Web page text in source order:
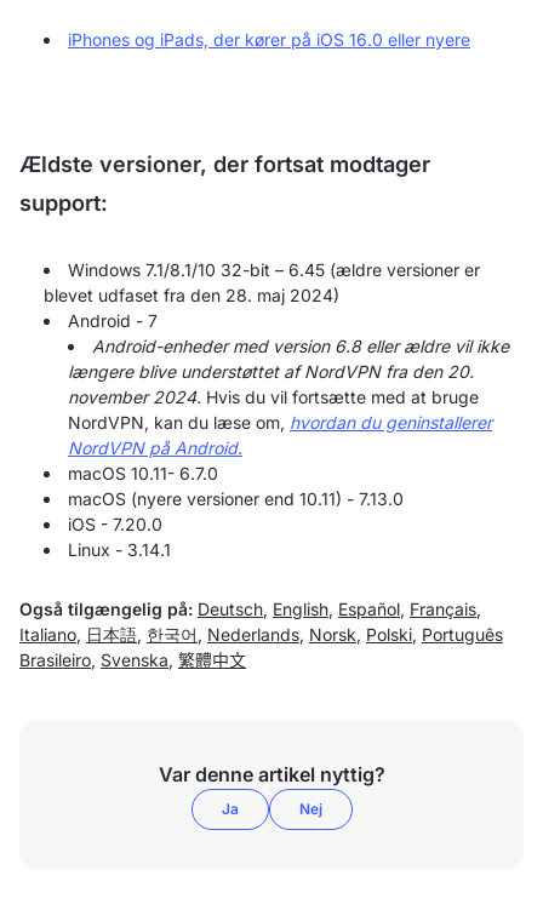
iPhones og iPads, der kører på iOS 16.0 eller nyere
Ældste versioner, der fortsat modtager
support:
Windows 7.1/8.1/10 32-bit – 6.45 (ældre versioner er
blevet udfaset fra den 28. maj 2024)
Android - 7
Android-enheder med version 6.8 eller ældre vil ikke
længere blive understøttet af NordVPN fra den 20.
november 2024. Hvis du vil fortsætte med at bruge
NordVPN, kan du læse om, hvordan du geninstallerer
NordVPN på Android.
macOS 10.11- 6.7.0
macOS (nyere versioner end 10.11) - 7.13.0
iOS - 7.20.0
Linux - 3.14.1
Også tilgængelig på: Deutsch, English, Español, Français,
Italiano, 日本語, 한국어 , Nederlands, Norsk, Polski, Português
Brasileiro, Svenska, 繁體中文
Var denne artikel nyttig?
Ja Nej